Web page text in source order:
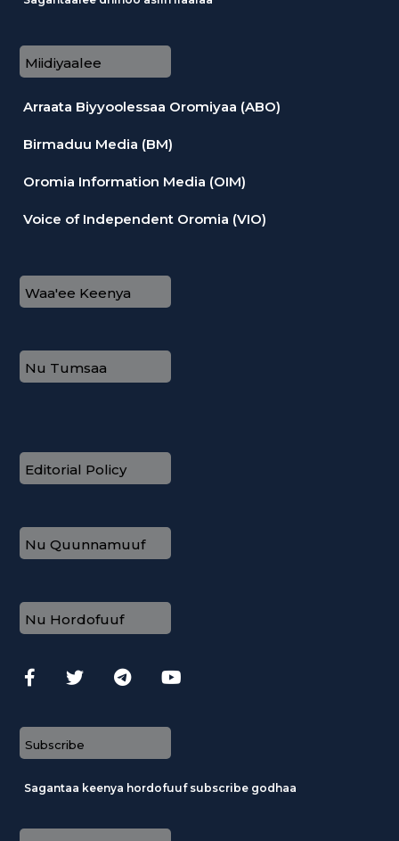
Miidiyaalee
Arraata Biyyoolessaa Oromiyaa (ABO)
Birmaduu Media (BM)
Oromia Information Media (OIM)
Voice of Independent Oromia (VIO)
Waa'ee Keenya
Nu Tumsaa
Editorial Policy
Nu Quunnamuuf
Nu Hordofuuf
Subscribe
Sagantaa keenya hordofuuf subscribe godhaa